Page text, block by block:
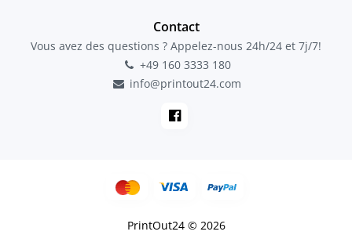
Contact
Vous avez des questions ? Appelez-nous 24h/24 et 7j/7!
+49 160 3333 180
info@printout24.com
PrintOut24 © 2026